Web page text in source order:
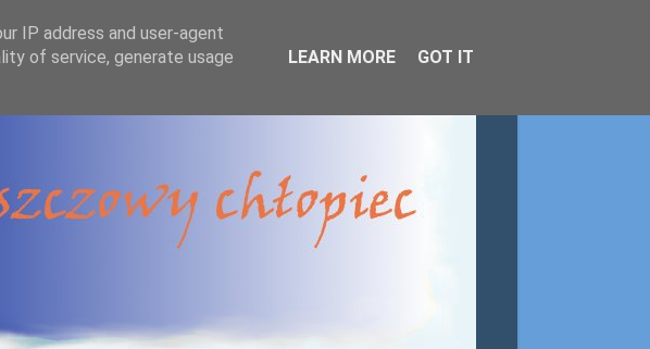
IP address and user-agent
of service, generate usage
LEARN MORE GOT IT